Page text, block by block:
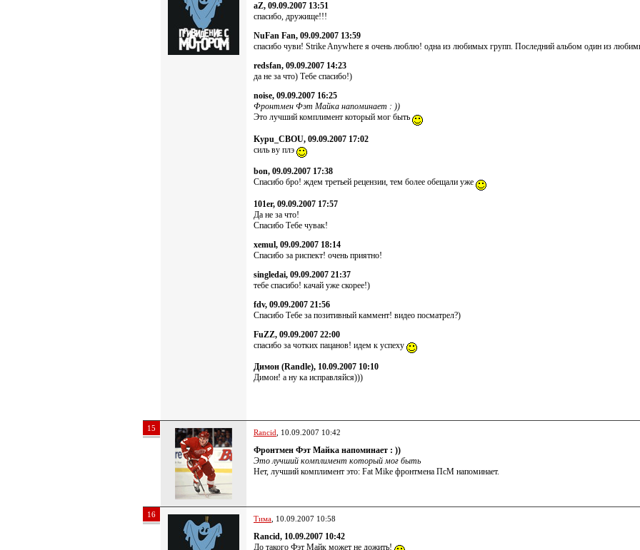
aZ, 09.09.2007 13:51
спасибо, дружище!!!
NuFan Fan, 09.09.2007 13:59
спасибо чуви! Strike Anywhere я очень люблю! одна из любимых групп. Последний альбом один из
redsfan, 09.09.2007 14:23
да не за что) Тебе спасибо!)
noise, 09.09.2007 16:25
Фронтмен Фэт Майка напоминает : ))
Это лучший комплимент который мог быть
Kypu_CBOU, 09.09.2007 17:02
силь ву плэ
bon, 09.09.2007 17:38
Спасибо бро! ждем третьей рецензии, тем более обещали уже
101er, 09.09.2007 17:57
Да не за что!
Спасибо Тебе чувак!
xemul, 09.09.2007 18:14
Спасибо за риспект! очень приятно!
singledai, 09.09.2007 21:37
тебе спасибо! качай уже скорее!)
fdv, 09.09.2007 21:56
Спасибо Тебе за позитивный каммент! видео посматрел?)
FuZZ, 09.09.2007 22:00
спасибо за чотких пацанов! идем к успеху
Димон (Randle), 10.09.2007 10:10
Димон! а ну ка исправляйся)))
15 Rancid , 10.09.2007 10:42
Фронтмен Фэт Майка напоминает : ))
Это лучший комплимент который мог быть
Нет, лучший комплимент это: Fat Mike фронтмена ПсМ напоминает.
16 Тима , 10.09.2007 10:58
Rancid, 10.09.2007 10:42
До такого Фэт Майк может не дожить!